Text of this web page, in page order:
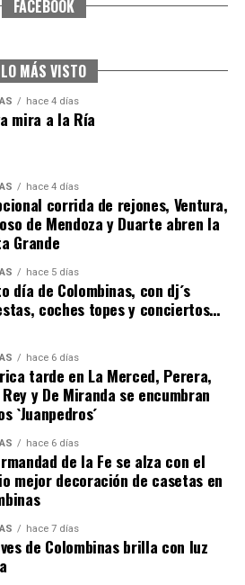
LAS FIESTAS COLOMBINAS
COLOMBINAS 2026
LAS FIESTAS COLOMBINAS
FACEBOOK
LO MÁS VISTO
hace 4 días
mira a la Ría
hace 4 días
corrida de rejones, Ventura,
de Mendoza y Duarte abren la
Grande
hace 5 días
día de Colombinas, con dj´s
coches topes y conciertos…
hace 6 días
tarde en La Merced, Perera,
y De Miranda se encumbran
`Juanpedros´
hace 6 días
de la Fe se alza con el
mejor decoración de casetas en
hace 7 días
de Colombinas brilla con luz